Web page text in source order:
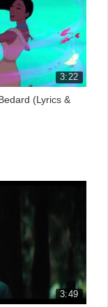
3:22
(Lyrics &
3:49